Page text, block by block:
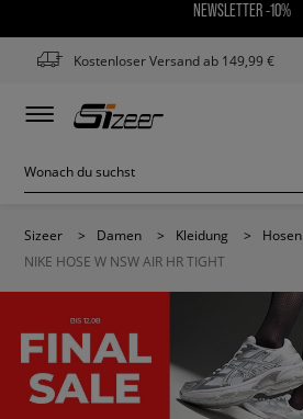
NEWSLETTER -10%
Kostenloser Versand ab 149,99 €
Sizeer > Damen > Kleidung > Hosen
NIKE HOSE W NSW AIR HR TIGHT